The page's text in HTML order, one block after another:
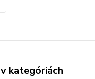
kategóriách